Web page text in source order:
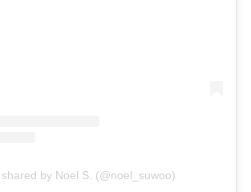
shared by Noel S. (@noel_suwoo)